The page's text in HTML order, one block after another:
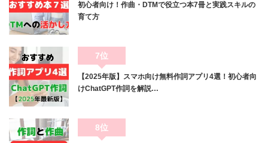
初心者向け！作曲・DTMで役立つ本7冊と実践スキルの
育て方
7位
【2025年版】スマホ向け無料作詞アプリ4選！初心者向
けChatGPT作詞を解説…
8位